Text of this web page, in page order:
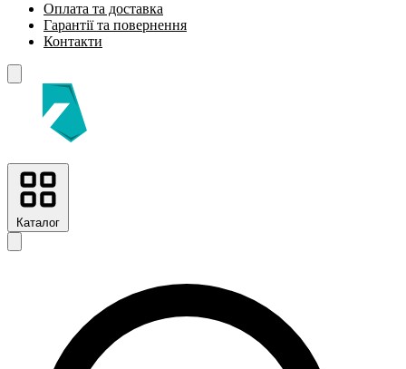
Оплата та доставка
Гарантії та повернення
Контакти
Каталог